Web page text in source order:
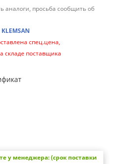
аналоги, просьба сообщить об
KLEMSAN
спец.цена,
складе поставщика
у менеджера: (срок поставки